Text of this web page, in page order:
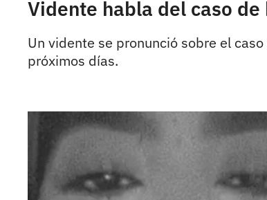
Vidente habla del caso
Un vidente se pronunció sobre el
próximos días.